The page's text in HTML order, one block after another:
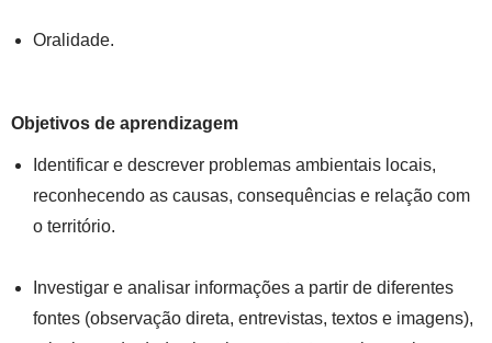
Oralidade.
Objetivos de aprendizagem
Identificar e descrever problemas ambientais locais,
reconhecendo as causas, consequências e relação com
o território.
Investigar e analisar informações a partir de diferentes
fontes (observação direta, entrevistas, textos e imagens),